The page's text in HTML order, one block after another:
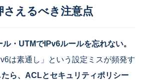
さえるべき注意点
・UTMでIPv6ルールを忘れない。
は素通し」という設定ミスが頻発す
たら、ACLとセキュリティポリシー